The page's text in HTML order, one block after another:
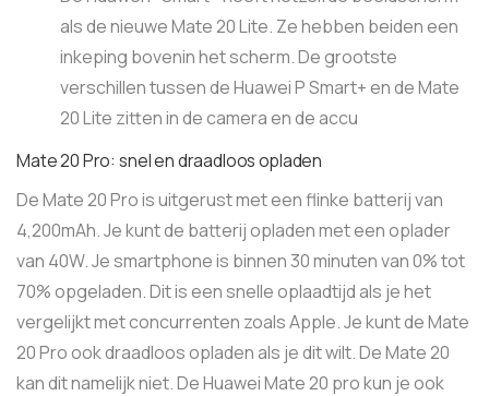
als de nieuwe Mate 20 Lite. Ze hebben beiden een
inkeping bovenin het scherm. De grootste
verschillen tussen de Huawei P Smart+ en de Mate
20 Lite zitten in de camera en de accu
Mate 20 Pro: snel en draadloos opladen
De Mate 20 Pro is uitgerust met een flinke batterij van
4,200mAh. Je kunt de batterij opladen met een oplader
van 40W. Je smartphone is binnen 30 minuten van 0% tot
70% opgeladen. Dit is een snelle oplaadtijd als je het
vergelijkt met concurrenten zoals Apple. Je kunt de Mate
20 Pro ook draadloos opladen als je dit wilt. De Mate 20
kan dit namelijk niet. De Huawei Mate 20 pro kun je ook